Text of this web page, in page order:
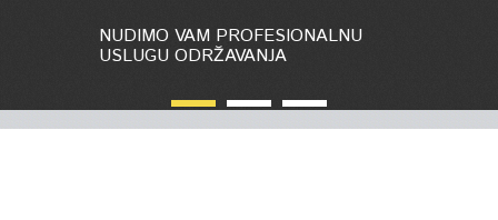
NUDIMO VAM PROFESIONALNU
USLUGU ODRŽAVANJA